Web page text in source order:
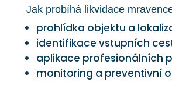
Jak probíhá likvidace
prohlídka objektu a
identifikace vstupních
aplikace profesionálních
monitoring a preventivní